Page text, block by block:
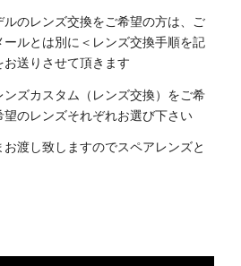
ルのレンズ交換をご希望の方は、ご
ルとは別に＜レンズ交換手順を記
送りさせて頂きます
ンズカスタム（レンズ交換）をご希
のレンズそれぞれお選び下さい
お渡し致しますのでスペアレンズと